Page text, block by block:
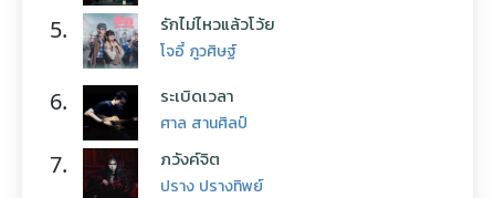
5. รักไม่ไหวแล้วโว้ย
โจอี้ ภูวศิษฐ์
6. ระเบิดเวลา
ศาล สานศิลป์
7. ภวังค์จิต
ปราง ปรางทิพย์